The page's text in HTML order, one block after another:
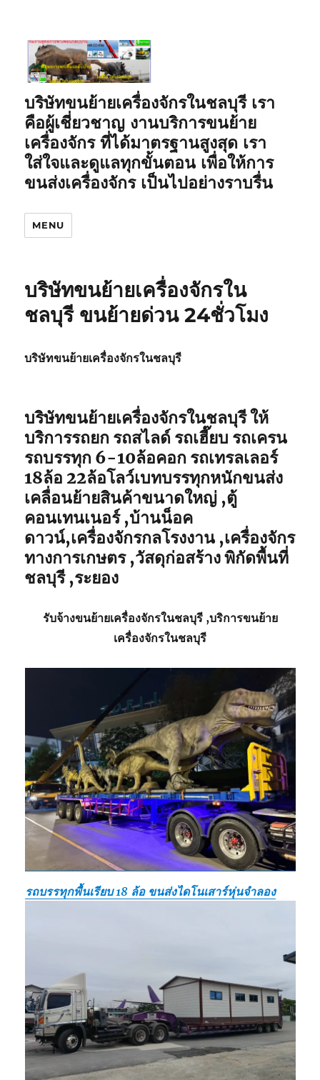
บริษัทขนย้ายเครื่องจักรในชลบุรี เรา
คือผู้เชี่ยวชาญ งานบริการขนย้าย
เครื่องจักร ที่ได้มาตรฐานสูงสุด เรา
ใส่ใจและดูแลทุกขั้นตอน เพื่อให้การ
ขนส่งเครื่องจักร เป็นไปอย่างราบรื่น
MENU
บริษัทขนย้ายเครื่องจักรใน
ชลบุรี ขนย้ายด่วน 24ชั่วโมง
บริษัทขนย้ายเครื่องจักรในชลบุรี
บริษัทขนย้ายเครื่องจักรในชลบุรี ให้
บริการรถยก รถสไลด์ รถเฮี๊ยบ รถเครน
รถบรรทุก 6-10ล้อคอก รถเทรลเลอร์
18ล้อ 22ล้อโลว์เบทบรรทุกหนักขนส่ง
เคลื่อนย้ายสินค้าขนาดใหญ่ ,ตู้
คอนเทนเนอร์ ,บ้านน็อค
ดาวน์,เครื่องจักรกลโรงงาน ,เครื่องจักร
ทางการเกษตร ,วัสดุก่อสร้าง พิกัดพื้นที่
ชลบุรี ,ระยอง
รับจ้างขนย้ายเครื่องจักรในชลบุรี,บริการขนย้าย
เครื่องจักรในชลบุรี
รถบรรทุกพื้นเรียบ 18 ล้อ ขนส่งไดโนเสาร์หุ่นจำลอง